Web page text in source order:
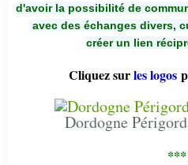
d'avoir la possibilité de
avec des échanges divers,
créer un lien
Cliquez surles logos
Dordogne
***